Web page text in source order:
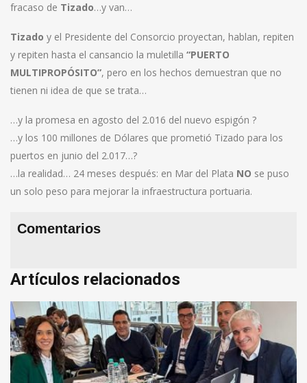
fracaso de Tizado…y van…
Tizado y el Presidente del Consorcio proyectan, hablan, repiten
y repiten hasta el cansancio la muletilla “PUERTO
MULTIPROPÓSITO”, pero en los hechos demuestran que no
tienen ni idea de que se trata…
…y la promesa en agosto del 2.016 del nuevo espigón ?
…y los 100 millones de Dólares que prometió Tizado para los
puertos en junio del 2.017…?
…la realidad… 24 meses después: en Mar del Plata NO se puso
un solo peso para mejorar la infraestructura portuaria.
Comentarios
Artículos relacionados